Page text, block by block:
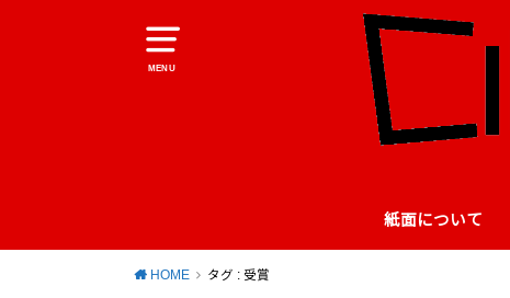
MENU
紙面について
HOME タグ : 受賞